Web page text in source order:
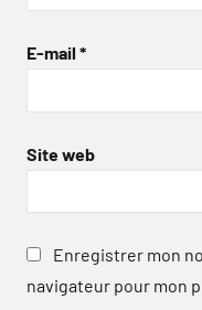
E-mail *
Site web
Enregistrer mon
navigateur pour mon